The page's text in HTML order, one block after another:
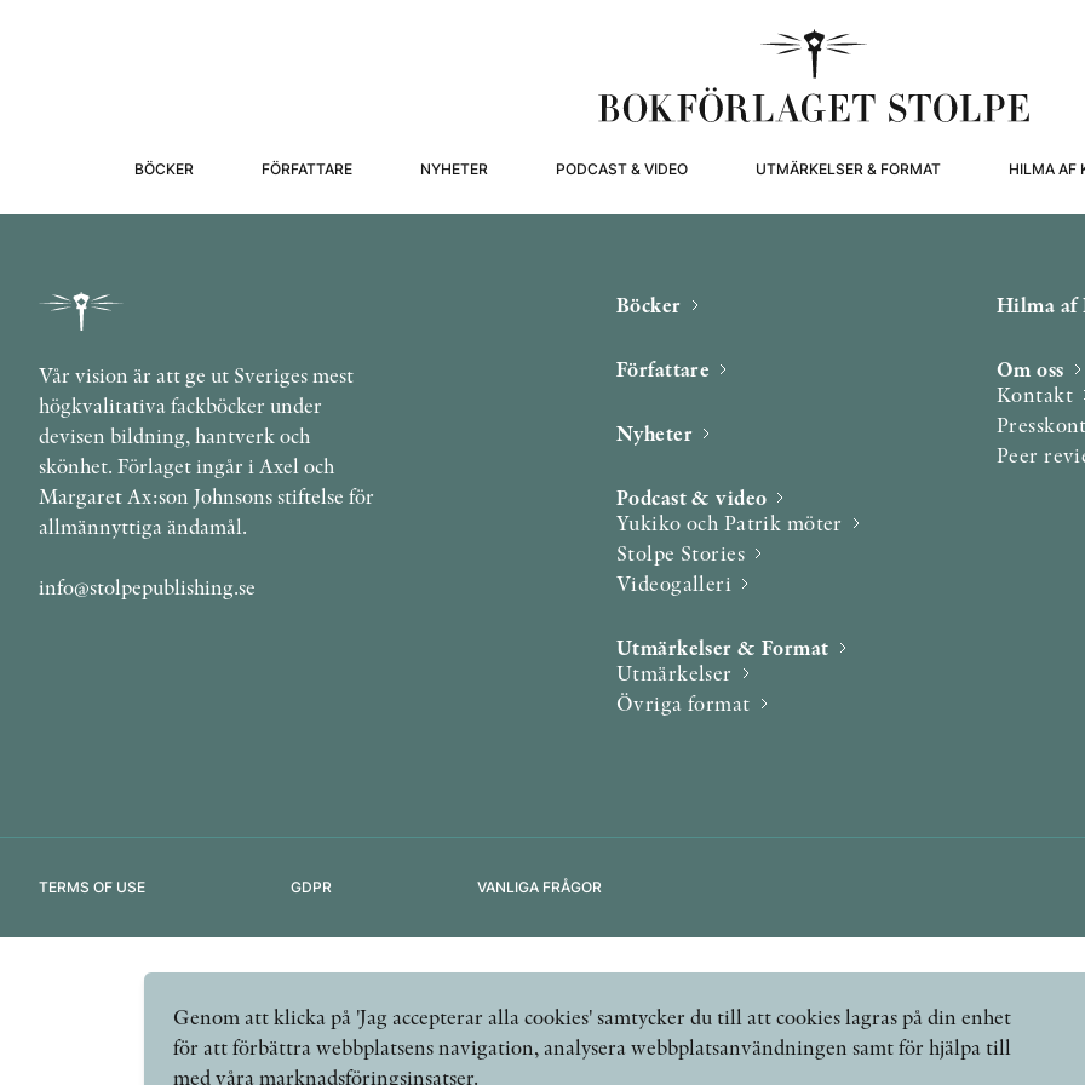
BÖCKER FÖRFATTARE NYHETER PODCAST & VIDEO UTMÄRKELSER & FORMAT HILMA AF
Vår vision är att ge ut Sveriges mest
högkvalitativa fackböcker under
devisen bildning, hantverk och
skönhet. Förlaget ingår i Axel och
Margaret Ax:son Johnsons stiftelse för
allmännyttiga ändamål.
info@stolpepublishing.se
Böcker
Författare
Nyheter
Podcast & video
Yukiko och Patrik möter
Stolpe Stories
Videogalleri
Utmärkelser & Format
Utmärkelser
Övriga format
Hilma
Om oss
Kontakt
Peer
TERMS OF USE GDPR VANLIGA FRÅGOR
Genom att klicka på 'Jag accepterar alla cookies' samtycker du till att cookies lagras på din enhet
för att förbättra webbplatsens navigation, analysera webbplatsanvändningen samt för hjälpa till
med våra marknadsföringsinsatser.